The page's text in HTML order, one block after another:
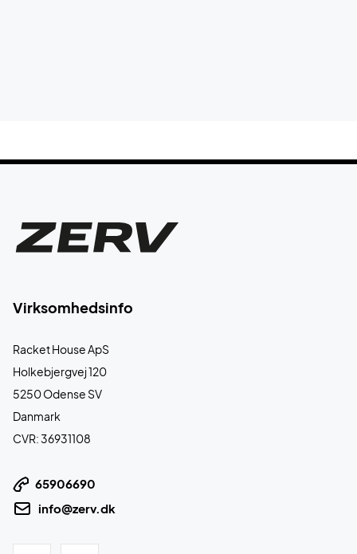
Virksomhedsinfo
Racket House ApS
Holkebjergvej 120
5250 Odense SV
Danmark
CVR: 36931108
65906690
info@zerv.dk